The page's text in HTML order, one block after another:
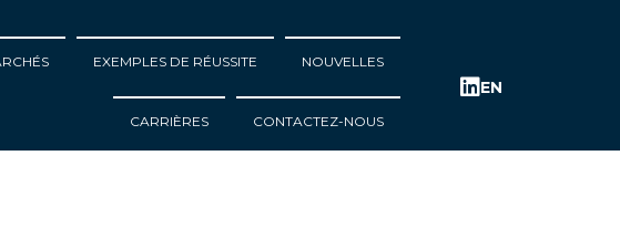
EXEMPLES DE RÉUSSITE NOUVELLES
CARRIÈRES CONTACTEZ-NOUS
EN